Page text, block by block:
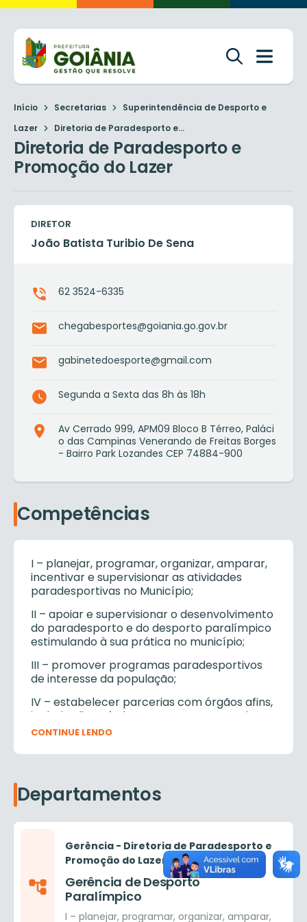
Início Secretarias
Superintendência de Desporto e
Lazer
Diretoria de Paradesporto e...
Diretoria de Paradesporto e
Promoção do Lazer
DIRETOR
João Batista Turibio De Sena
62 3524-6335
chegabesportes@goiania.go.gov.br
gabinetedoesporte@gmail.com
Segunda a Sexta das 8h às 18h
Av Cerrado 999, APM09 Bloco B Térreo, Paláci
o das Campinas Venerando de Freitas Borges
- Bairro Park Lozandes CEP 74884-900
Competências
I – planejar, programar, organizar, amparar,
incentivar e supervisionar as atividades
paradesportivas no Município;
II – apoiar e supervisionar o desenvolvimento
do paradesporto e do desporto paralímpico
estimulando à sua prática no município;
III – promover programas paradesportivos
de interesse da população;
IV – estabelecer parcerias com órgãos afins,
inclusive ligas, federações e empresas, de
forma a incentivar e ampliar a prática do
expectativas e especificidade de cada região
da cidade;
proposição e acompanhamento dos
investimentos físico-financeiros para o
desenvolvimento das ações do paradesporto
no município;
VI – exercer outras atividades correlatas as
CONTINUE LENDO
Departamentos
Gerência - Diretoria de Paradesporto e
Promoção do Lazer
Gerência de Desporto
Paralímpico
I – planejar, programar, organizar, amparar,